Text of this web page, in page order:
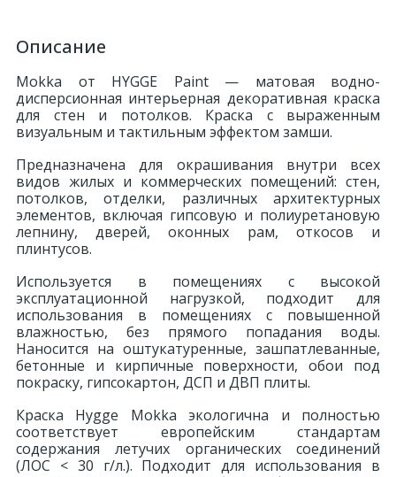
Описание
Mokka от HYGGE Paint — матовая водно-
дисперсионная интерьерная декоративная краска
для стен и потолков. Краска с выраженным
визуальным и тактильным эффектом замши.
Предназначена для окрашивания внутри всех
видов жилых и коммерческих помещений: стен,
потолков, отделки, различных архитектурных
элементов, включая гипсовую и полиуретановую
лепнину, дверей, оконных рам, откосов и
плинтусов.
Используется в помещениях с высокой
эксплуатационной нагрузкой, подходит для
использования в помещениях с повышенной
влажностью, без прямого попадания воды.
Наносится на оштукатуренные, зашпатлеванные,
бетонные и кирпичные поверхности, обои под
покраску, гипсокартон, ДСП и ДВП плиты.
Краска Hygge Mokka экологична и полностью
соответствует европейским стандартам
содержания летучих органических соединений
(ЛОС < 30 г/л.). Подходит для использования в
Пилястры
43
Розетки
263
Сандрики
3
Светильники и полки
18
Составные элементы